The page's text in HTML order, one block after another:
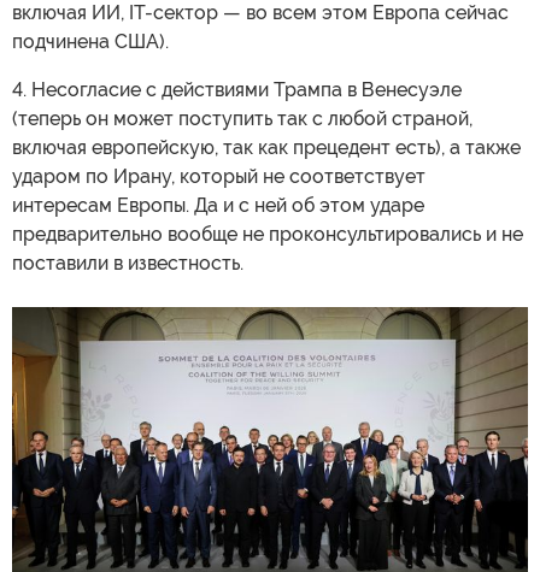
включая ИИ, IT-сектор — во всем этом Европа сейчас
подчинена США).
4. Несогласие с действиями Трампа в Венесуэле
(теперь он может поступить так с любой страной,
включая европейскую, так как прецедент есть), а также
ударом по Ирану, который не соответствует
интересам Европы. Да и с ней об этом ударе
предварительно вообще не проконсультировались и не
поставили в известность.